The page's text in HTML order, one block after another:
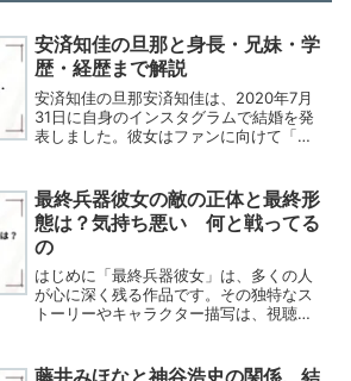
安済知佳の旦那と身長・兄妹・学
歴・経歴まで解説
安済知佳の旦那安済知佳は、2020年7月
31日に自身のインスタグラムで結婚を発
表しました。彼女はファンに向けて「い
たしましたことをご報告申し上げます」
と述べています。安...
最終兵器彼女の敵の正体と最終形
態は？気持ち悪い 何と戦ってる
の
はじめに「最終兵器彼女」は、多くの人
が心に深く残る作品です。その独特なス
トーリーやキャラクター描写は、視聴者
苦悩や戦争の悲劇に心を打たれ、物語が